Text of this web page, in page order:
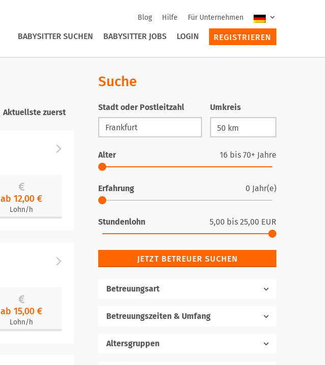
Blog Hilfe Für Unternehmen
BABYSITTER SUCHEN BABYSITTER JOBS LOGIN REGISTRIEREN
ab 12,00 €
Lohn/h
ab 15,00 €
Lohn/h
Suche
Stadt oder Postleitzahl Umkreis
Alter 16 bis 70+ Jahre
Erfahrung 0 Jahr(e)
Stundenlohn 5,00 bis 25,00 EUR
JETZT BETREUER SUCHEN
Betreuungsart
Betreuungszeiten & Umfang
Altersgruppen